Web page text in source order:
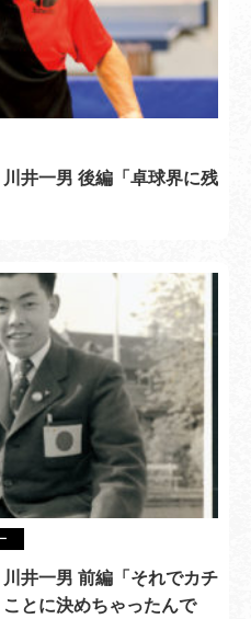
井一男 後編「卓球界に残
井一男 前編「それでカチ
とに決めちゃったんで